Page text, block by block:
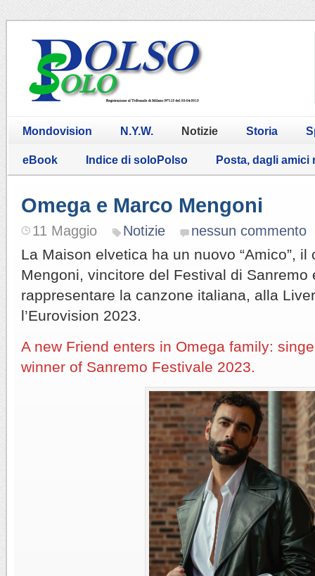
Mondovision N.Y.W. Notizie Storia
eBook Indice di soloPolso Posta, dagli amici
Omega e Marco Mengoni
11 Maggio Notizie nessun commento
La Maison elvetica ha un nuovo “Amico”, il
Mengoni, vincitore del Festival di Sanremo
rappresentare la canzone italiana, alla
l’Eurovision 2023.
A new Friend enters in Omega family:
winner of Sanremo Festivale 2023.